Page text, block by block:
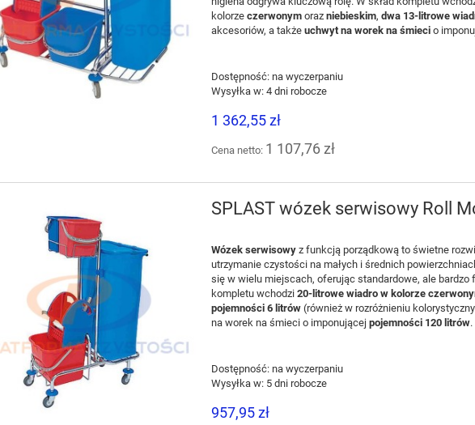
Stain Remover 2 750 ml
do usuwania plam z
podłogowych i dywanów
77,00 zł
DIVERSEY Oxivir Excel Foam 750ml
preparat myjąco-dezynfekujący do
nieinwazyjnych urządzeń
medycznych oraz powierzchni
nieporowatych na bazie AHP
Najniższa cena:
kolorze czerwonymoraz niebieskim, dwa 13-litrowe
akcesoriów, a także uchwyt na worek na śmiecio
Dostępność: na wyczerpaniu
Wysyłka w: 4 dni robocze
1 362,55 zł
Cena netto: 1 107,76 zł
SPLAST wózek serwisowy Roll
Wózek serwisowyz funkcją porządkową to świetne
utrzymanie czystości na małychi średnich powierzchni
się w wielu miejscach, oferując standardowe, ale bardzo
kompletuwchodzi 20-litrowe wiadro w kolorze czerwony
pojemności 6 litrów (również w rozróżnieniu kolorystyczny
na worek na śmieci o imponującej pojemności 120 litrów.
Dostępność: na wyczerpaniu
Wysyłka w: 5 dni robocze
957,95 zł